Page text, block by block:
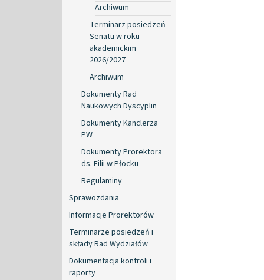
Archiwum
Terminarz posiedzeń
Senatu w roku
akademickim
2026/2027
Archiwum
Dokumenty Rad
Naukowych Dyscyplin
Dokumenty Kanclerza
PW
Dokumenty Prorektora
ds. Filii w Płocku
Regulaminy
Sprawozdania
Informacje Prorektorów
Terminarze posiedzeń i
składy Rad Wydziałów
Dokumentacja kontroli i
raporty